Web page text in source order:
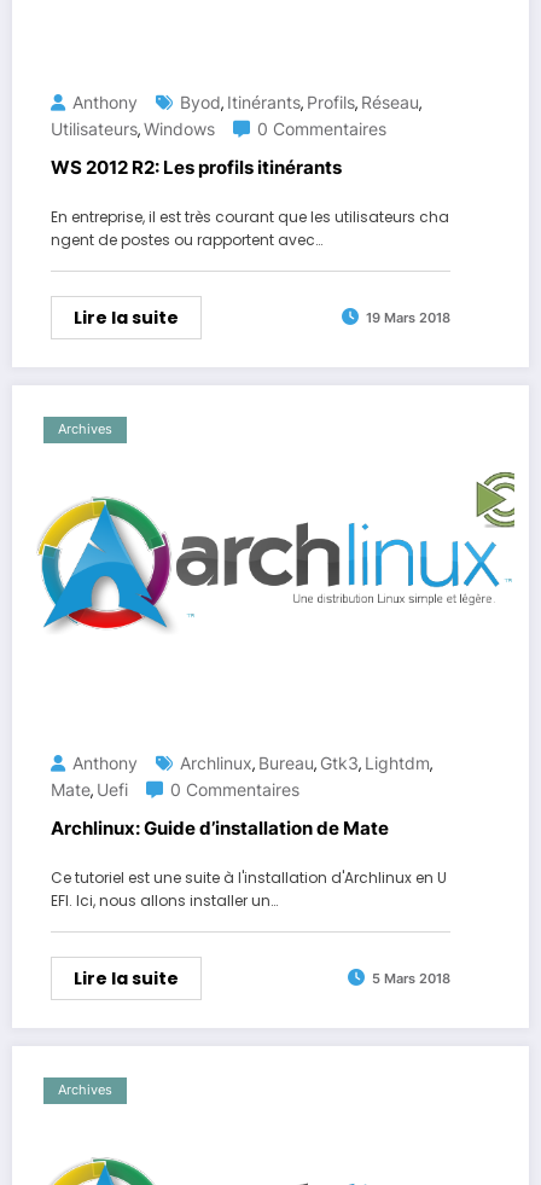
Anthony Byod, Itinérants, Profils, Réseau,
Utilisateurs,Windows 0 Commentaires
WS 2012 R2: Les profils itinérants
En entreprise, il est très courant que les utilisateurs cha
ngent de postes ou rapportent avec…
Lire la suite 19 Mars 2018
Archives
Anthony Archlinux, Bureau, Gtk3, Lightdm,
Mate, Uefi 0 Commentaires
Archlinux: Guide d’installation de Mate
Ce tutoriel est une suite à l'installation d'Archlinux en U
EFI. Ici, nous allons installer un…
Lire la suite 5 Mars 2018
Archives